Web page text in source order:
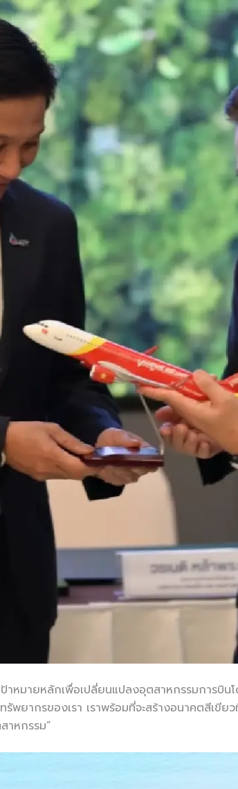
ป้าหมายหลักเพื่อเปลี่ยนแปลงอุตสาหกรรมการ
ยากรของเรา เราพร้อมที่จะสร้างอนาคตสีเขี
าหกรรม”